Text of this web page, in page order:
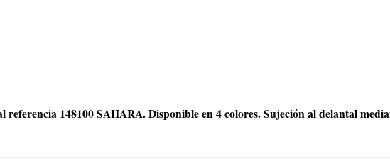
referencia 148100 SAHARA. Disponible en 4 colores. Sujeción al delantal